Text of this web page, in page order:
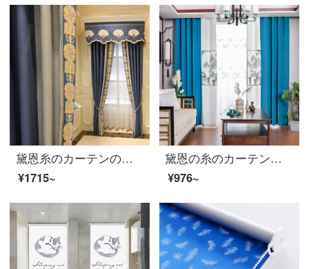
黛恩糸のカーテンの完成品の純色をつなぎ合わせて新しい中国式の簡単な予約をします。現代のカーテンの翻り窓の寝室の刺繍の遮光布は図のカーテンの頭のように何メートルごとに何枚か撮ります。
¥1715~
黛恩の糸のカーテンのリビングルームの中国式カーテンの遮光完成品を簡単に予約しました。現代の寝室の書斎の床と窓の純色を組み合わせて、新しい中国式風景の山水画布の幅を一メートル（固定幅5メートル、6メートル、7メートル）何メートルで何枚か撮りますか？
¥976~